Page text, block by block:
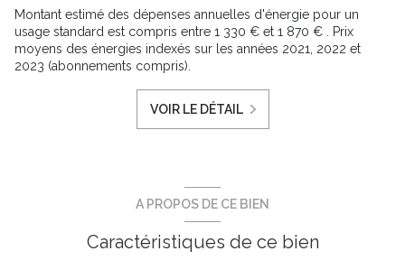
Montant estimé des dépenses annuelles d'énergie pour un
usage standard est compris entre 1 330 € et 1 870 € . Prix
moyens des énergies indexés sur les années 2021, 2022 et
2023 (abonnements compris).
VOIR LE DÉTAIL
A PROPOS DE CE BIEN
Caractéristiques de ce bien